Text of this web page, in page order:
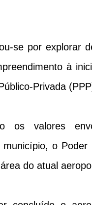
se por explorar
à
Privada
os valores
município, o
do atual